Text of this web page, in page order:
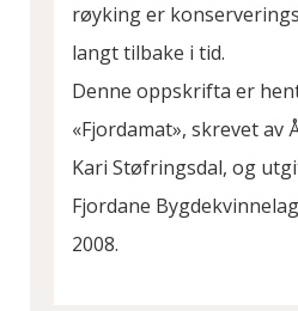
røyking er
langt tilbake i tid.
Denne oppskrifta er
«Fjordamat», skrevet av
Kari Støfringsdal, og
Fjordane
2008.